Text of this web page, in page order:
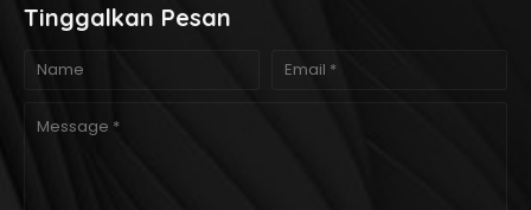
Tinggalkan Pesan